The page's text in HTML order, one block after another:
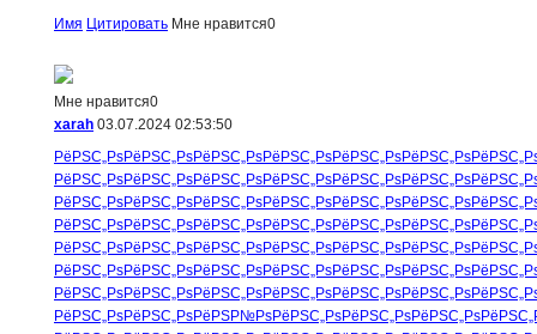
Имя Цитировать Мне нравится0
Мне нравится0
xarah 03.07.2024 02:53:50
РёРЅС„РѕРёРЅС„РѕРёРЅС„РѕРёРЅС„РѕРёРЅС„РѕРёРЅС„Рѕ
РёРЅС„РѕРёРЅС„РѕРёРЅС„РѕРёРЅС„РѕРёРЅС„РѕРёРЅС„Рѕ
РёРЅС„РѕРёРЅС„РѕРёРЅС„РѕРёРЅС„РѕРёРЅС„РѕРёРЅС„Рѕ
РёРЅС„РѕРёРЅС„РѕРёРЅС„РѕРёРЅС„РѕРёРЅС„РѕРёРЅС„Рѕ
РёРЅС„РѕРёРЅС„РѕРёРЅС„РѕРёРЅС„РѕРёРЅС„РѕРёРЅС„Рѕ
РёРЅС„РѕРёРЅС„РѕРёРЅС„РѕРёРЅС„РѕРёРЅС„РѕРёРЅС„Рѕ
РёРЅС„РѕРёРЅС„РѕРёРЅС„РѕРёРЅС„РѕРёРЅС„РѕРёРЅС„Рѕ
РёРЅС„РѕРёРЅС„РѕРёРЅР№РѕРёРЅС„РѕРёРЅС„РѕРёРЅС„Рѕ